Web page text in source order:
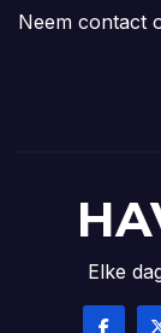
Neem contact
Elke